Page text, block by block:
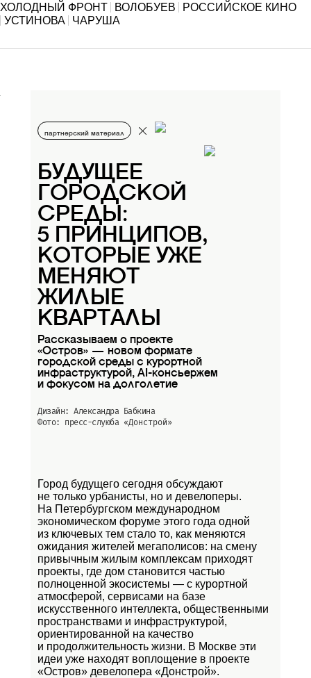
ХОЛОДНЫЙ ФРОНТ ВОЛОБУЕВ
РОССИЙСКОЕ КИНО
УСТИНОВА
ЧАРУША
партнерский материал
БУДУЩЕЕ
ГОРОДСКОЙ
СРЕДЫ:
5 ПРИНЦИПОВ,
КОТОРЫЕ УЖЕ
МЕНЯЮТ
ЖИЛЫЕ
КВАРТАЛЫ
Рассказываем о проекте
«Остров» — новом формате
городской среды с курортной
инфраструктурой, AI-консьержем
и фокусом на долголетие
Дизайн: Александра Бабкина
Фото: пресс-слуюба «Донстрой»
Город будущего сегодня обсуждают
не только урбанисты, но и девелоперы.
На Петербургском международном
экономическом форуме этого года одной
из ключевых тем стало то, как меняются
ожидания жителей мегаполисов: на смену
привычным жилым комплексам приходят
проекты, где дом становится частью
полноценной экосистемы — с курортной
атмосферой, сервисами на базе
искусственного интеллекта, общественными
пространствами и инфраструктурой,
ориентированной на качество
и продолжительность жизни. В Москве эти
идеи уже находят воплощение в проекте
«Остров» девелопера «Донстрой».